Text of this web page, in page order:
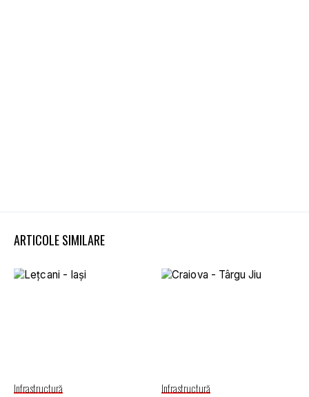
ARTICOLE SIMILARE
Infrastructură Infrastructură